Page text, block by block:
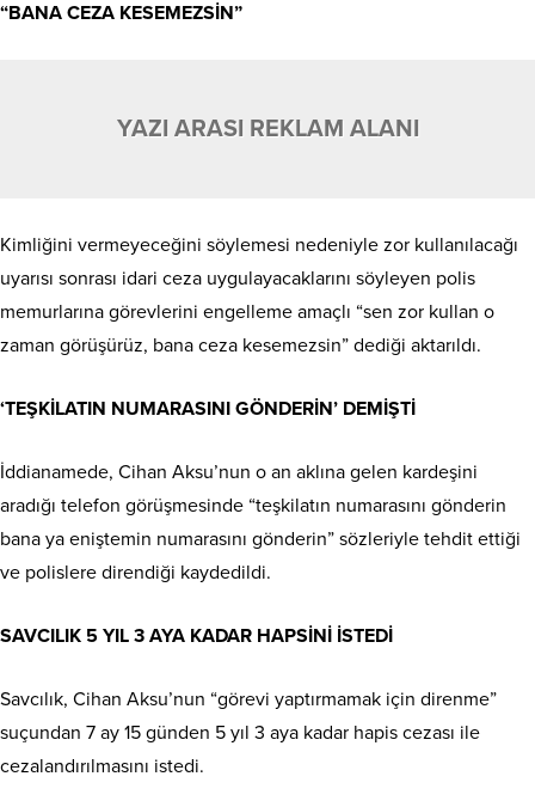
“BANA CEZA KESEMEZSİN”
YAZI ARASI REKLAM ALANI
Kimliğini vermeyeceğini söylemesi nedeniyle zor kullanılacağı
uyarısı sonrası idari ceza uygulayacaklarını söyleyen polis
memurlarına görevlerini engelleme amaçlı “sen zor kullan o
zaman görüşürüz, bana ceza kesemezsin” dediği aktarıldı.
‘TEŞKİLATIN NUMARASINI GÖNDERİN’ DEMİŞTİ
İddianamede, Cihan Aksu’nun o an aklına gelen kardeşini
aradığı telefon görüşmesinde “teşkilatın numarasını gönderin
bana ya eniştemin numarasını gönderin” sözleriyle tehdit ettiği
ve polislere direndiği kaydedildi.
SAVCILIK 5 YIL 3 AYA KADAR HAPSİNİ İSTEDİ
Savcılık, Cihan Aksu’nun “görevi yaptırmamak için direnme”
suçundan 7 ay 15 günden 5 yıl 3 aya kadar hapis cezası ile
cezalandırılmasını istedi.